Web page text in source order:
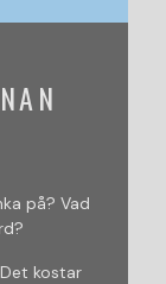
på? Vad
kostar